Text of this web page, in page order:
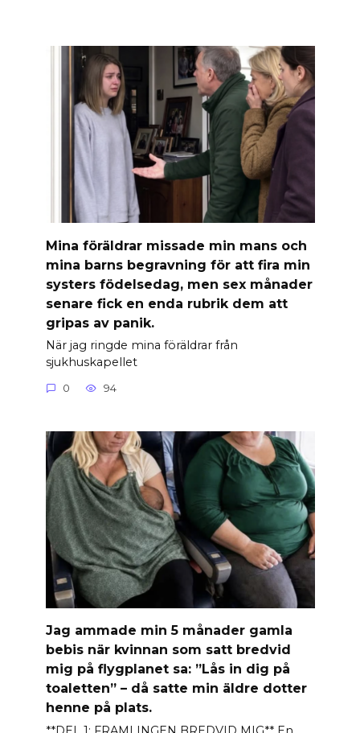
Mina föräldrar missade min mans och
mina barns begravning för att fira min
systers födelsedag, men sex månader
senare fick en enda rubrik dem att
gripas av panik.
När jag ringde mina föräldrar från
sjukhuskapellet
0 94
Jag ammade min 5 månader gamla
bebis när kvinnan som satt bredvid
mig på flygplanet sa: ”Lås in dig på
toaletten” – då satte min äldre dotter
henne på plats.